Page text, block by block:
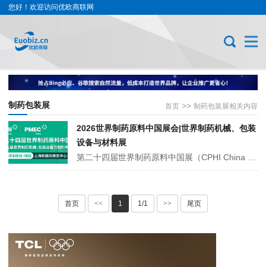
您好！欢迎访问优欧商联网
首页 >> 制药包装展相关内容
制药包装展
2026世界制药原料中国展会|世界制药机械、包装
设备与材料展
第二十四届世界制药原料中国展（CPHI China 2026）与第十九届世界制药机械、包装设备与材料中国展（PMEC China 2026），将于6月16日至18日在上海新国际博览中心举办。展会汇聚超3700家企业，聚焦大健康、医美美妆、中药现代化等核心赛道，同期举办近百场高端会议。
首页 << 1 1/1 >> 尾页